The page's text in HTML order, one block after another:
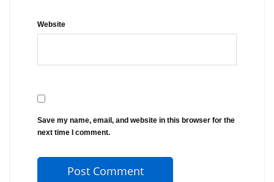
Website
Save my name, email, and website in this browser for the
next time I comment.